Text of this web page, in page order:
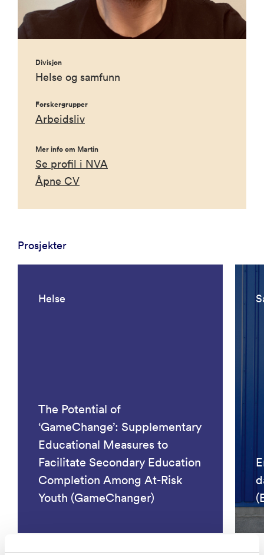
Divisjon
Helse og samfunn
Forskergrupper
Arbeidsliv
Mer info om Martin
Se profil i NVA
Åpne CV
Prosjekter
Helse
The Potential of
‘GameChange’: Supplementary
Educational Measures to
Facilitate Secondary Education
Completion Among At-Risk
Youth (GameChanger)